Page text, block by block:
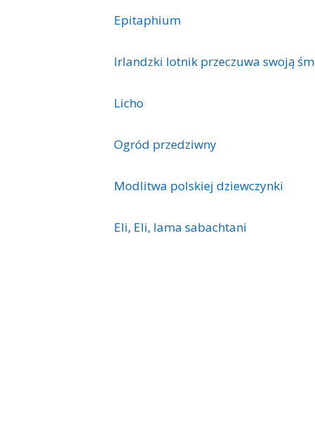
Epitaphium
Irlandzki lotnik przeczuwa swoją
Licho
Ogród przedziwny
Modlitwa polskiej dziewczynki
Eli, Eli, lama sabachtani